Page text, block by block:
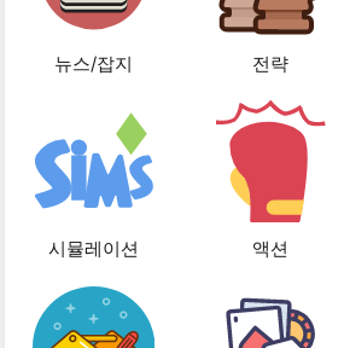
뉴스/잡지 전략
시뮬레이션 액션